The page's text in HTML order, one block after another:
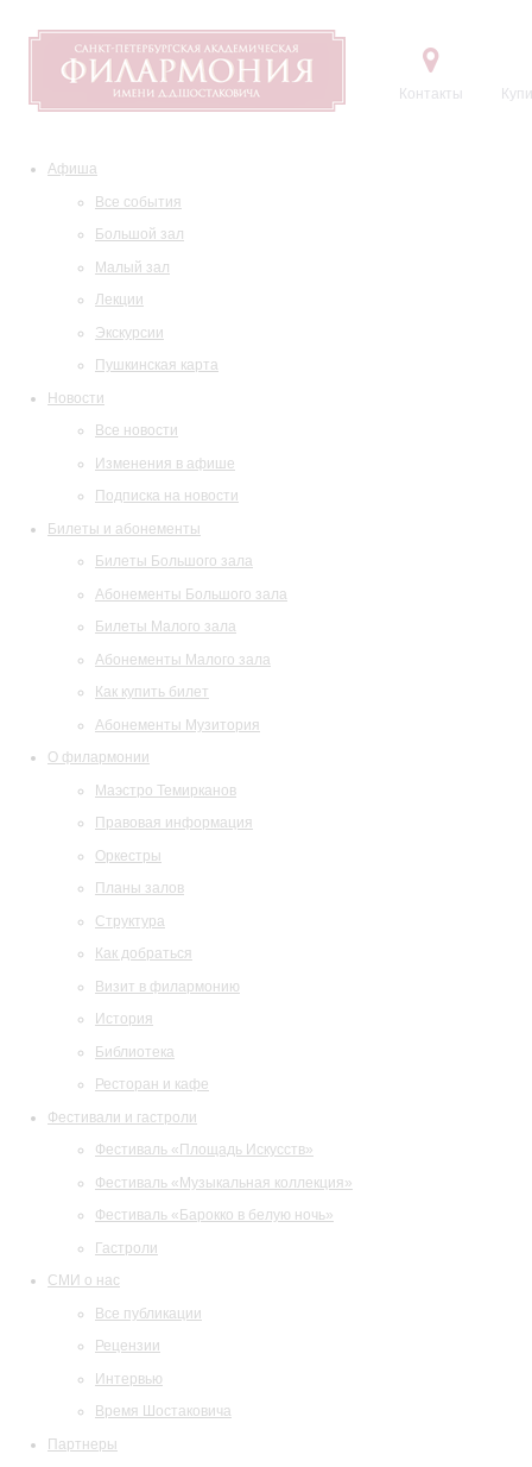
Контакты
Афиша
Все события
Большой зал
Малый зал
Лекции
Экскурсии
Пушкинская карта
Новости
Все новости
Изменения в афише
Подписка на новости
Билеты и абонементы
Билеты Большого зала
Абонементы Большого зала
Билеты Малого зала
Абонементы Малого зала
Как купить билет
Абонементы Музитория
О филармонии
Маэстро Темирканов
Правовая информация
Оркестры
Планы залов
Структура
Как добраться
Визит в филармонию
История
Библиотека
Ресторан и кафе
Фестивали и гастроли
Фестиваль «Площадь Искусств»
Фестиваль «Музыкальная коллекция»
Фестиваль «Барокко в белую ночь»
Гастроли
СМИ о нас
Все публикации
Рецензии
Интервью
Время Шостаковича
Партнеры